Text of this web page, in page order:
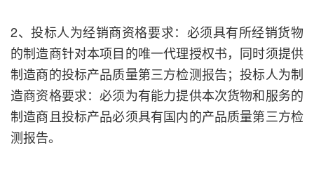
2、投标人为经销商资格要求：必须具有所经销货物
的制造商针对本项目的唯一代理授权书，同时须提供
制造商的投标产品质量第三方检测报告；投标人为制
造商资格要求：必须为有能力提供本次货物和服务的
制造商且投标产品必须具有国内的产品质量第三方检
测报告。